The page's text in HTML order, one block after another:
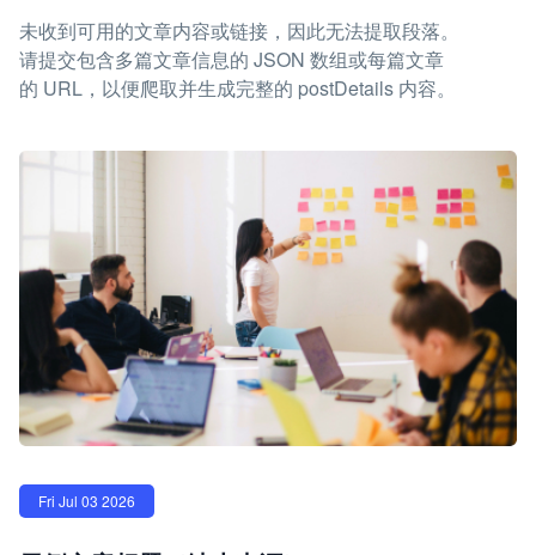
未收到可用的文章内容或链接，因此无法提取段落。
请提交包含多篇文章信息的 JSON 数组或每篇文章
的 URL，以便爬取并生成完整的 postDetails 内容。
Fri Jul 03 2026